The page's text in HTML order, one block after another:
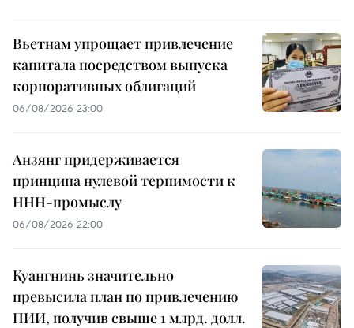
Вьетнам упрощает привлечение
капитала посредством выпуска
корпоративных облигаций
06/08/2026 23:00
Анзянг придерживается
принципа нулевой терпимости к
ННН-промыслу
06/08/2026 22:00
Куангнинь значительно
превысила план по привлечению
ПИИ, получив свыше 1 млрд. долл.